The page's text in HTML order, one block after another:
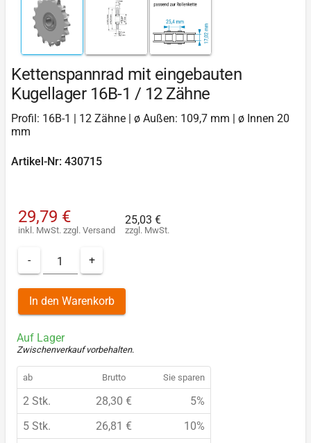
Kettenspannrad mit eingebauten
Kugellager 16B-1 / 12 Zähne
Profil: 16B-1 | 12 Zähne | ø Außen: 109,7 mm | ø Innen 20
mm
Artikel-Nr: 430715
29,79 €
inkl. MwSt. zzgl. Versand
25,03 €
zzgl. MwSt.
- +
In den Warenkorb
Auf Lager
Zwischenverkauf vorbehalten.
ab Brutto Sie sparen
2 Stk. 28,30 €
5%
5 Stk.
26,81 €
10%